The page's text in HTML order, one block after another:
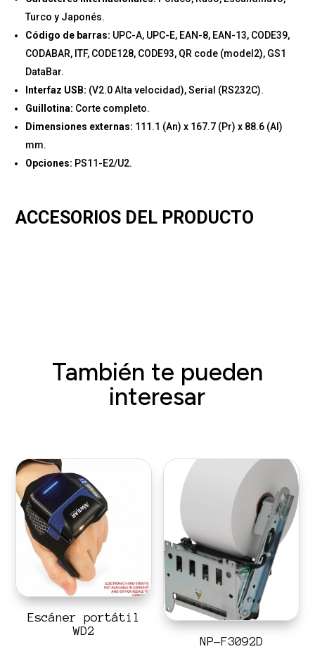
Turco y Japonés.
Código de barras: UPC-A, UPC-E, EAN-8, EAN-13, CODE39,
CODABAR, ITF, CODE128, CODE93, QR code (model2), GS1
DataBar.
Interfaz USB: (V2.0 Alta velocidad), Serial (RS232C).
Guillotina: Corte completo.
Dimensiones externas: 111.1 (An) x 167.7 (Pr) x 88.6 (Al)
mm.
Opciones: PS11-E2/U2.
ACCESORIOS DEL PRODUCTO
También te pueden
interesar
Escáner portátil
WD2
NP-F3092D